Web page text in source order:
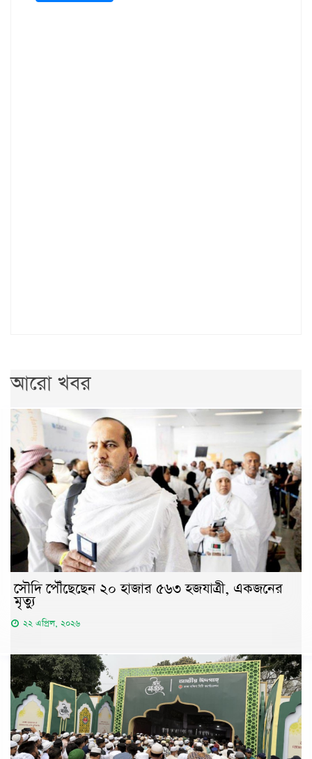
আরো খবর
সৌদি পৌঁছেছেন ২০ হাজার ৫৬৩ হজযাত্রী, একজনের
মৃত্যু
২২ এপ্রিল, ২০২৬